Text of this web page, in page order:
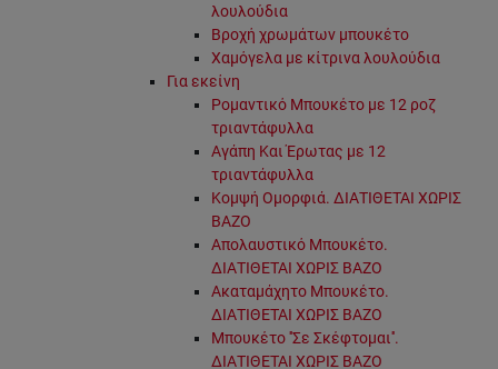
λουλούδια
Βροχή χρωμάτων μπουκέτο
Χαμόγελα με κίτρινα λουλούδια
Για εκείνη
Ρομαντικό Μπουκέτο με 12 ροζ
τριαντάφυλλα
Αγάπη Και Έρωτας με 12
τριαντάφυλλα
Κομψή Ομορφιά. ΔΙΑΤΙΘΕΤΑΙ ΧΩΡΙΣ
ΒΑΖΟ
Απολαυστικό Μπουκέτο.
ΔΙΑΤΙΘΕΤΑΙ ΧΩΡΙΣ ΒΑΖΟ
Ακαταμάχητο Μπουκέτο.
ΔΙΑΤΙΘΕΤΑΙ ΧΩΡΙΣ ΒΑΖΟ
Μπουκέτο ''Σε Σκέφτομαι''.
ΔΙΑΤΙΘΕΤΑΙ ΧΩΡΙΣ ΒΑΖΟ